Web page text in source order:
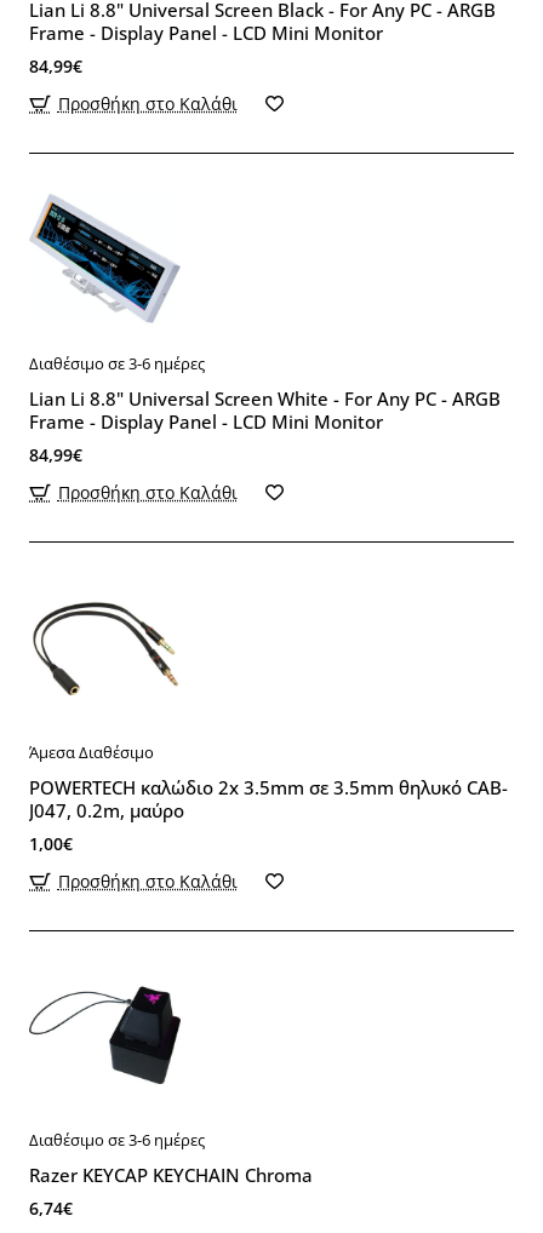
Lian Li 8.8" Universal Screen Black - For Any PC - ARGB
Frame - Display Panel - LCD Mini Monitor
84,99€
Προσθήκη στο Καλάθι
Διαθέσιμο σε 3-6 ημέρες
Lian Li 8.8" Universal Screen White - For Any PC - ARGB
Frame - Display Panel - LCD Mini Monitor
84,99€
Προσθήκη στο Καλάθι
Άμεσα Διαθέσιμο
POWERTECH καλώδιο 2x 3.5mm σε 3.5mm θηλυκό CAB-
J047, 0.2m, μαύρο
1,00€
Προσθήκη στο Καλάθι
Διαθέσιμο σε 3-6 ημέρες
Razer KEYCAP KEYCHAIN Chroma
6,74€